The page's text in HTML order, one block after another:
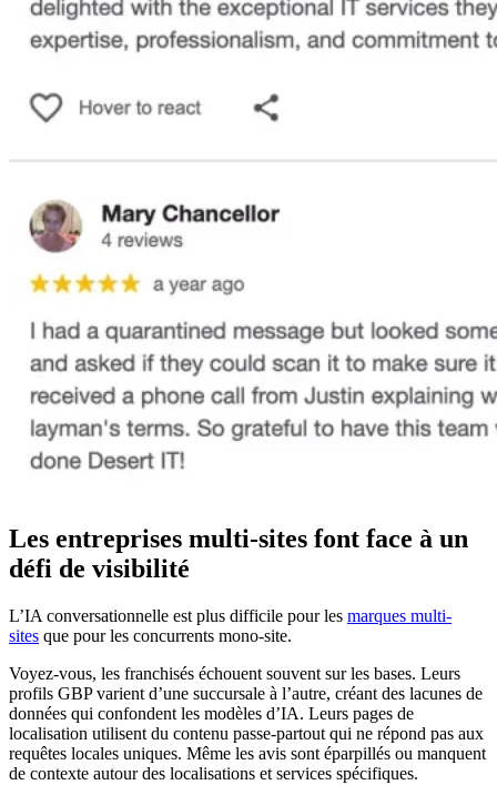
Les entreprises multi-sites font face à un
défi de visibilité
L’IA conversationnelle est plus difficile pour les marques multi-
sites que pour les concurrents mono-site.
Voyez-vous, les franchisés échouent souvent sur les bases. Leurs
profils GBP varient d’une succursale à l’autre, créant des lacunes de
données qui confondent les modèles d’IA. Leurs pages de
localisation utilisent du contenu passe-partout qui ne répond pas aux
requêtes locales uniques. Même les avis sont éparpillés ou manquent
de contexte autour des localisations et services spécifiques.